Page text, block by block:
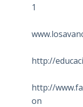
1
http://
http://
on